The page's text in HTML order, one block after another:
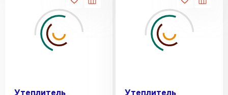
Утеплитель Утеплитель